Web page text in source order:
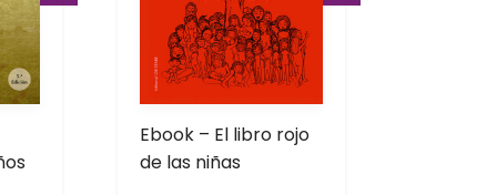
Ebook – El libro rojo
de las niñas